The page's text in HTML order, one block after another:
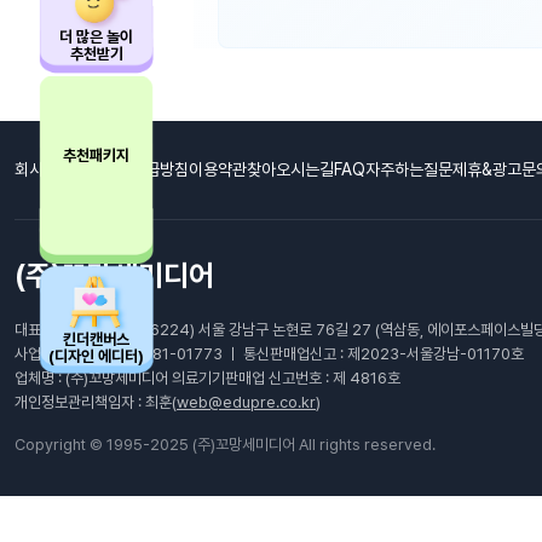
더 많은 놀이
추천받기
추천패키지
킨더캔버스
(디자인 에디터)
회사소개 개인정보취급방침이용약관찾아오시는길FAQ자주하는질문제휴&광고문
(주)꼬망세미디어
대표이사: 최남호 ㅣ (06224) 서울 강남구 논현로 76길 27 (역삼동, 에이포스페이스빌
사업자등록번호 : 105-81-01773 ㅣ 통신판매업신고 : 제2023-서울강남-01170호
업체명 : (주)꼬망세미디어 의료기기판매업 신고번호 : 제 4816호
개인정보관리책임자 : 최훈(web@edupre.co.kr)
Copyright © 1995-2025 (주)꼬망세미디어 All rights reserved.